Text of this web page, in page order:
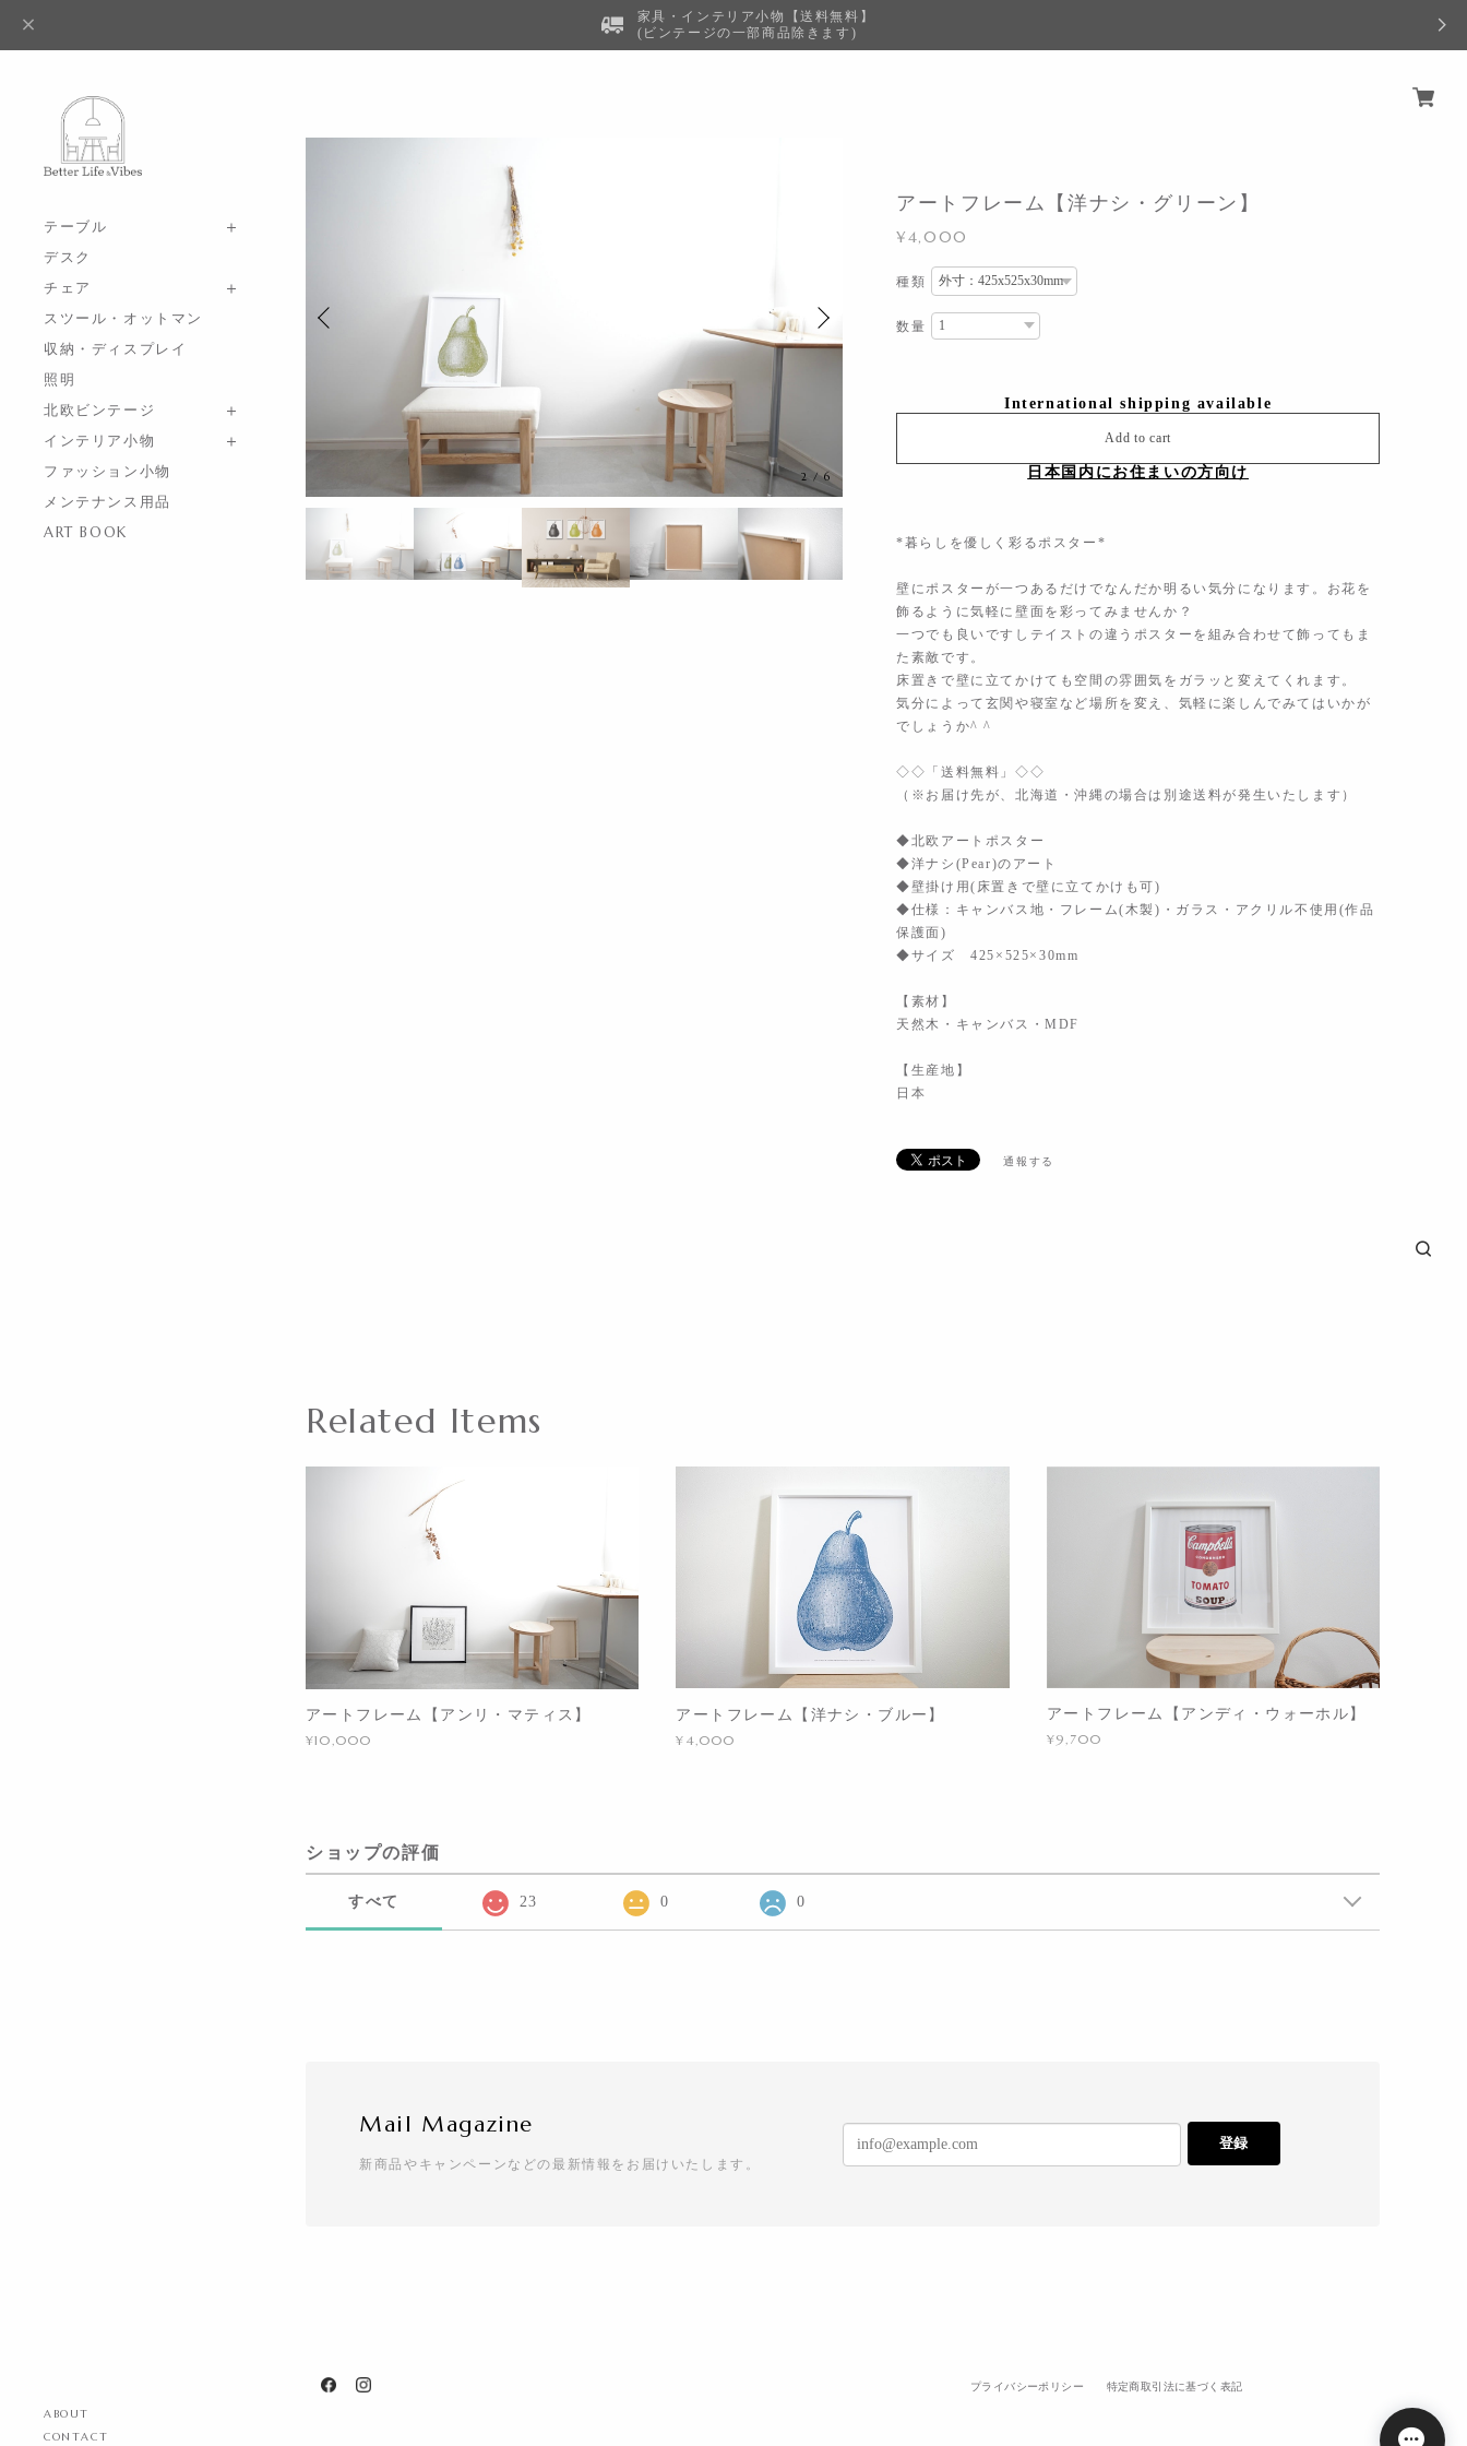
家具・インテリア小物【送料無料】
(ビンテージの一部商品除きます)
テーブル
デスク
チェア
スツール・オットマン
収納・ディスプレイ
照明
北欧ビンテージ
インテリア小物
ファッション小物
メンテナンス用品
ART BOOK
ABOUT
CONTACT
2 /6
アートフレーム【洋ナシ・グリーン】
¥4,000
種類
数量
International shipping available
Add to cart
日本国内にお住まいの方向け
*暮らしを優しく彩るポスター*
壁にポスターが一つあるだけでなんだか明るい気分になります。お花を
飾るように気軽に壁面を彩ってみませんか？
一つでも良いですしテイストの違うポスターを組み合わせて飾ってもま
た素敵です。
床置きで壁に立てかけても空間の雰囲気をガラッと変えてくれます。
気分によって玄関や寝室など場所を変え、気軽に楽しんでみてはいかが
でしょうか^ ^
◇◇「送料無料」◇◇
（※お届け先が、北海道・沖縄の場合は別途送料が発生いたします）
◆北欧アートポスター
◆洋ナシ(Pear)のアート
◆壁掛け用(床置きで壁に立てかけも可)
◆仕様：キャンバス地・フレーム(木製)・ガラス・アクリル不使用(作品
保護面)
◆サイズ 425×525×30mm
【素材】
天然木・キャンバス・MDF
【生産地】
日本
通報する
Related Items
アートフレーム【アンリ・マティス】
¥10,000
アートフレーム【洋ナシ・ブルー】
¥4,000
アートフレーム【アンディ・ウォーホル】
¥9,700
ショップの評価
すべて 23 0 0
Mail Magazine
新商品やキャンペーンなどの最新情報をお届けいたします。
登録
プライバシーポリシー 特定商取引法に基づく表記